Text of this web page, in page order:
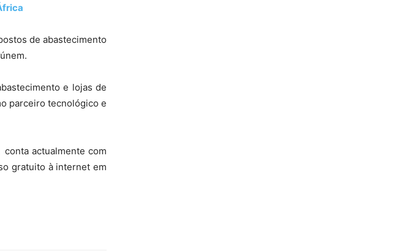
de abastecimento
e lojas de
parceiro tecnológico e
actualmente com
gratuito à internet em